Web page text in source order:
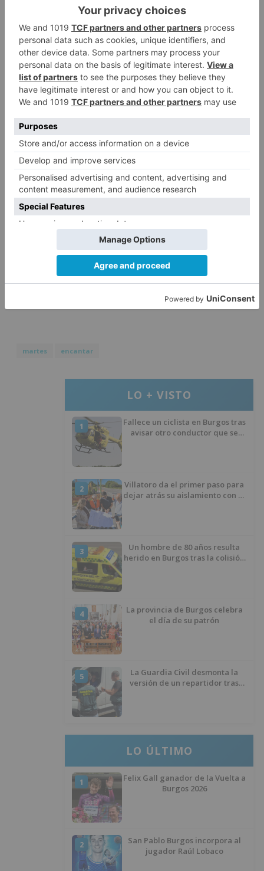
Oxígeno). Vestíbulo de la Facultad de Ciencias.
Pza. Misael Bañuelos. Horario: 8:00 - 21:30
horas. Entrada Libre.
Hasta el 29 de noviembre. Exposición
Ambiental: "III Concurso Fotografía Ambiental
UBuverde". Vestíbulo de la Escuela Politécnica
Superior (Campus Vena). Av. Cantabria s/n.
Horario: 8:00 - 21:30 horas. Entrada Libre.
martes encantar
LO + VISTO
1
Fallece un ciclista en Burgos tras
avisar otro conductor que se
2
Villatoro da el primer paso para
dejar atrás su aislamiento con el
3
Un hombre de 80 años resulta
herido en Burgos tras la colisión
4
La provincia de Burgos celebra
el día de su patrón
5
La Guardia Civil desmonta la
versión de un repartidor tras
LO ÚLTIMO
1
Felix Gall ganador de la Vuelta a
Burgos 2026
2
San Pablo Burgos incorpora al
jugador Raúl Lobaco